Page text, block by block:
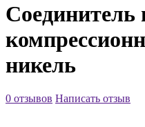
Соединитель
никель
0 отзывов Написать отзыв